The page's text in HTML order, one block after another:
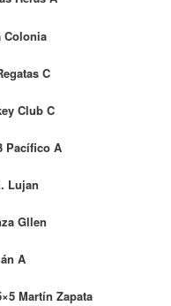
Colonia
C
Club C
Pacífico A
Lujan
Gllen
A
Martín Zapata